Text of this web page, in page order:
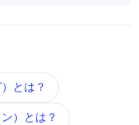
とは？
） とは？